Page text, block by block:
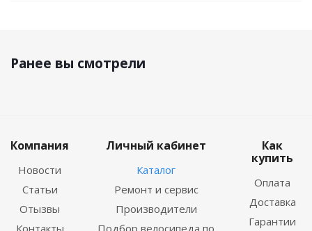
Ранее вы смотрели
Компания
Новости
Статьи
Отызвы
Контакты
Личный кабинет
Каталог
Ремонт и сервис
Производители
Подбор велосипеда по
Как
купить
Оплата
Доставка
Гарантии